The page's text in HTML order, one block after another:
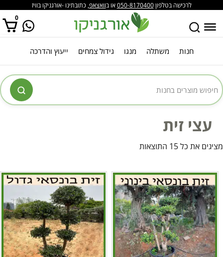
לרכישה בטלפון050-8170400או בוואצאפ, כתובתינו -אורגניקו בוויז
0
אין מוצרים בסל הקניות. חנות משתלה מנגו גידול צמחים ייעוץ והדרכה
עצי זית
מציגים את כל ⁦15⁩ התוצאות